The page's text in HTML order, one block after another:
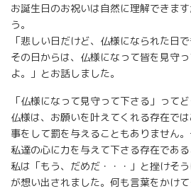
お誕生日のお祝いは自然に理解できま
う。
「悲しい日だけど、仏様になられた日で
その日からは、仏様になって皆を見守
よ。」とお話しました。
「仏様になって見守って下さる」って
仏様は、お願いを叶えてくれる存在で
事をして罰を与えることもありません。
私達の心に力を与えて下さる存在である
私は「もう、だめだ・・・」と挫けそ
が想い出されました。何も言葉をかけ